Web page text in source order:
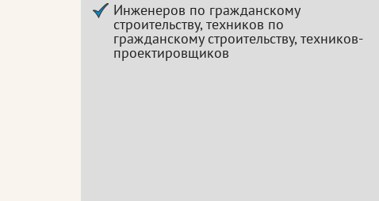
Инженеров по гражданскому
строительству, техников по
гражданскому строительству, техников-
проектировщиков